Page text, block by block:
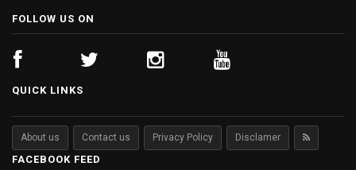
FOLLOW US ON
QUICK LINKS
About us Contact us Privacy Policy Disclamer
FACEBOOK FEED